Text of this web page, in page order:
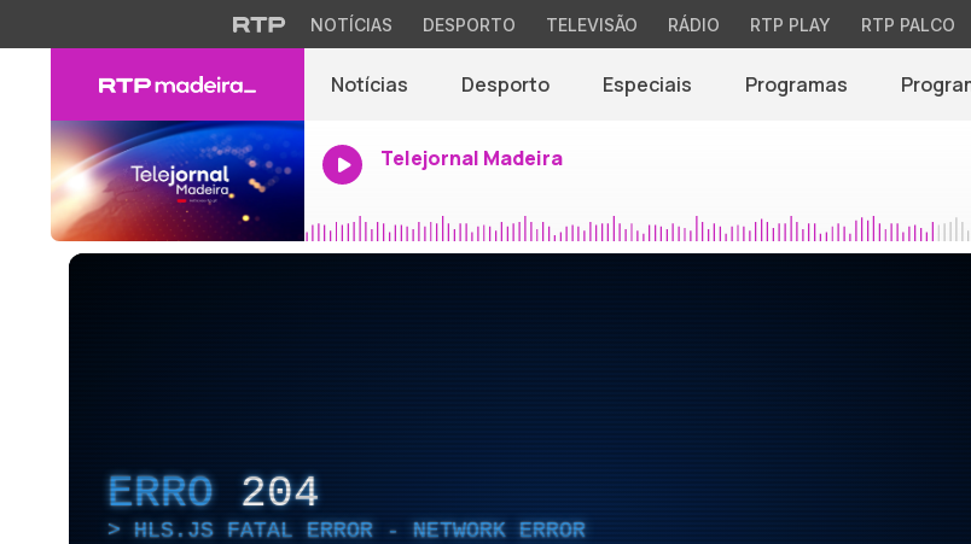
NOTÍCIAS DESPORTO TELEVISÃO RÁDIO RTP PLAY RTP PALCO
Notícias Desporto Especiais Programas
Telejornal Madeira
ERRO 204
HLS.JS FATAL ERROR - NETWORK ERROR